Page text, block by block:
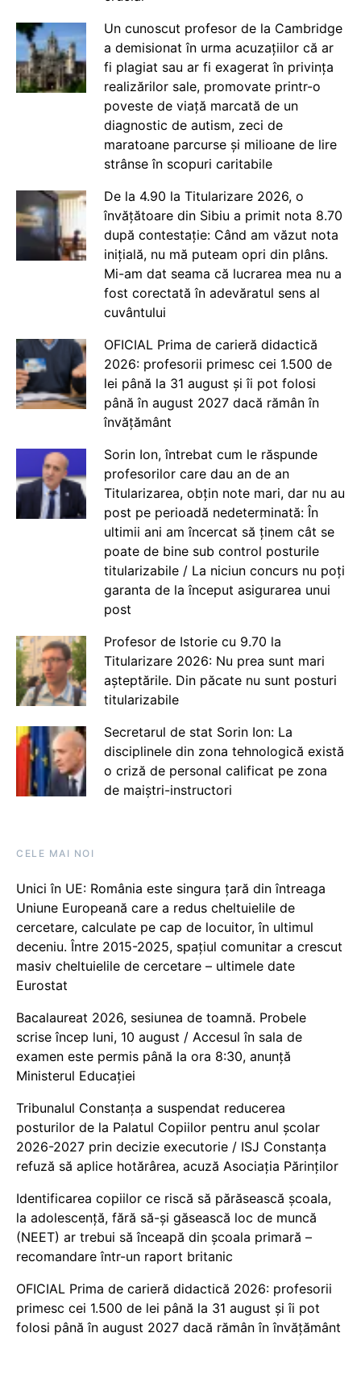
Un cunoscut profesor de la Cambridge
a demisionat în urma acuzațiilor că ar
fi plagiat sau ar fi exagerat în privința
realizărilor sale, promovate printr-o
poveste de viață marcată de un
diagnostic de autism, zeci de
maratoane parcurse și milioane de lire
strânse în scopuri caritabile
De la 4.90 la Titularizare 2026, o
învățătoare din Sibiu a primit nota 8.70
după contestație: Când am văzut nota
inițială, nu mă puteam opri din plâns.
Mi-am dat seama că lucrarea mea nu a
fost corectată în adevăratul sens al
cuvântului
OFICIAL Prima de carieră didactică
2026: profesorii primesc cei 1.500 de
lei până la 31 august și îi pot folosi
până în august 2027 dacă rămân în
învățământ
Sorin Ion, întrebat cum le răspunde
profesorilor care dau an de an
Titularizarea, obțin note mari, dar nu au
post pe perioadă nedeterminată: În
ultimii ani am încercat să ținem cât se
poate de bine sub control posturile
titularizabile / La niciun concurs nu poți
garanta de la început asigurarea unui
post
Profesor de Istorie cu 9.70 la
Titularizare 2026: Nu prea sunt mari
așteptările. Din păcate nu sunt posturi
titularizabile
Secretarul de stat Sorin Ion: La
disciplinele din zona tehnologică există
o criză de personal calificat pe zona
de maiștri-instructori
CELE MAI NOI
Unici în UE: România este singura țară din întreaga
Uniune Europeană care a redus cheltuielile de
cercetare, calculate pe cap de locuitor, în ultimul
deceniu. Între 2015-2025, spațiul comunitar a crescut
masiv cheltuielile de cercetare – ultimele date
Eurostat
Bacalaureat 2026, sesiunea de toamnă. Probele
scrise încep luni, 10 august / Accesul în sala de
examen este permis până la ora 8:30, anunță
Ministerul Educației
Tribunalul Constanța a suspendat reducerea
posturilor de la Palatul Copiilor pentru anul școlar
2026-2027 prin decizie executorie / ISJ Constanța
refuză să aplice hotărârea, acuză Asociația Părinților
Identificarea copiilor ce riscă să părăsească școala,
la adolescență, fără să-și găsească loc de muncă
(NEET) ar trebui să înceapă din școala primară –
recomandare într-un raport britanic
OFICIAL Prima de carieră didactică 2026: profesorii
primesc cei 1.500 de lei până la 31 august și îi pot
folosi până în august 2027 dacă rămân în învățământ